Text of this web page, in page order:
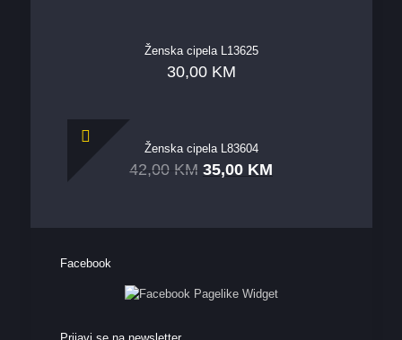
Ženska cipela L13625
30,00 KM
Ženska cipela L83604
42,00 KM 35,00 KM
Facebook